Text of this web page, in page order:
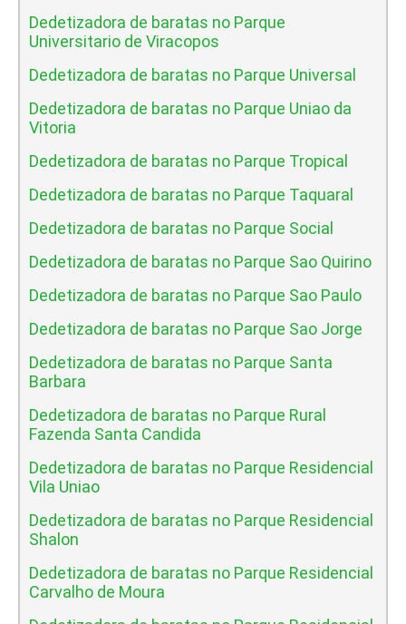
Dedetizadora de baratas no Parque
Universitario de Viracopos
Dedetizadora de baratas no Parque Universal
Dedetizadora de baratas no Parque Uniao da
Vitoria
Dedetizadora de baratas no Parque Tropical
Dedetizadora de baratas no Parque Taquaral
Dedetizadora de baratas no Parque Social
Dedetizadora de baratas no Parque Sao Quirino
Dedetizadora de baratas no Parque Sao Paulo
Dedetizadora de baratas no Parque Sao Jorge
Dedetizadora de baratas no Parque Santa
Barbara
Dedetizadora de baratas no Parque Rural
Fazenda Santa Candida
Dedetizadora de baratas no Parque Residencial
Vila Uniao
Dedetizadora de baratas no Parque Residencial
Shalon
Dedetizadora de baratas no Parque Residencial
Carvalho de Moura